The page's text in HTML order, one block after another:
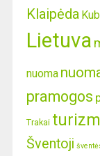
Klaipėda
Lietuva
nuoma
pramogos
Trakai
Šventoji